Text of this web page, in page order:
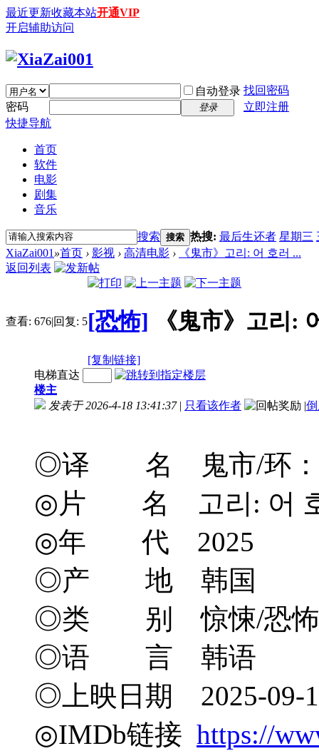
最近更新收藏本站开通VIP
开启辅助访问
自动登录 找回密码
密码
登录
立即注册
快捷导航
首页
软件
电影
剧集
音乐
搜索 搜索 热搜: 最后生还者 星期三
XiaZai001 »首页 › 影视 › 高清电影 ›
《鬼市》고리: 어 호러 ...
返回列表
查看: 676|回复: 5[恐怖] 《鬼市》고리:
[复制链接]
电梯直达
楼主
发表于 2026-4-18 13:41:37 | 只看该作者 |
◎译 名 鬼市/环：恐
◎片 名 고리: 어 호
◎年 代 2025
◎产 地 韩国
◎类 别 惊悚/恐怖
◎语 言 韩语
◎上映日期 2025-09-
◎IMDb链接 https://